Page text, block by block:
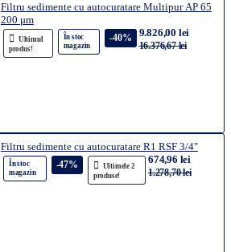
Filtru sedimente cu autocuratare Multipur AP 65
200 μm
Ultimul
produs!
În stoc
magazin
-40% 9.826,00 lei
16.376,67 lei
Filtru sedimente cu autocuratare R1 RSF 3/4"
Ultimele 2
produse!
În stoc
magazin
-47% 674,96 lei
1.278,70 lei